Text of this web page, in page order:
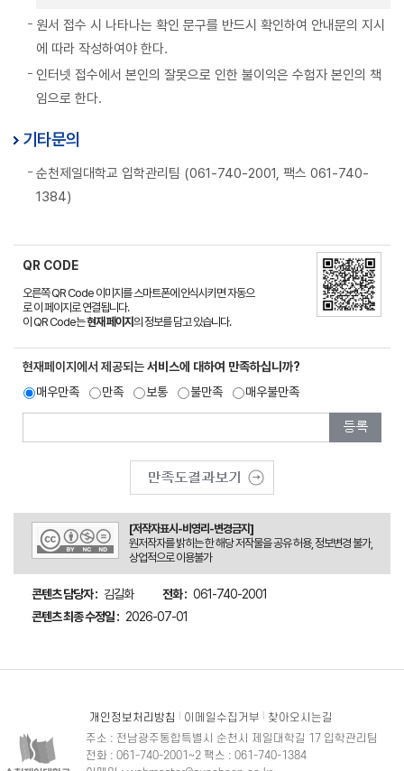
원서 접수 시 나타나는 확인 문구를 반드시 확인하여 안내문의 지시
에 따라 작성하여야 한다.
인터넷 접수에서 본인의 잘못으로 인한 불이익은 수험자 본인의 책
임으로 한다.
기타문의
순천제일대학교 입학관리팀 (061-740-2001, 팩스 061-740-
1384)
QR CODE
오른쪽 QR Code 이미지를 스마트폰에 인식시키면 자동으
로 이 페이지로 연결됩니다.
이 QR Code는현재 페이지의 정보를 담고 있습니다.
현재페이지에서 제공되는서비스에 대하여 만족하십니까?
매우만족
만족 보통 불만족 매우불만족
[저작자표시-비영리-변경금지]
원저작자를 밝히는 한 해당 저작물을 공유 허용, 정보변경 불가,
상업적으로 이용불가
콘텐츠 담당자 : 김길화 전화 : 061-740-2001
콘텐츠 최종 수정일 : 2026-07-01
개인정보처리방침 이메일수집거부
찾아오시는길
주소 : 전남광주통합특별시 순천시 제일대학길 17 입학관리팀
전화 : 061-740-2001~2 팩스 : 061-740-1384